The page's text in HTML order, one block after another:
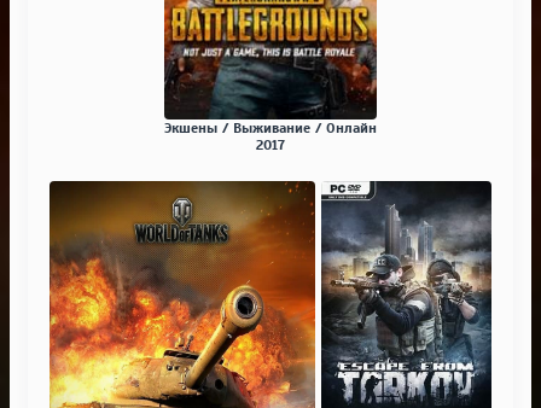
Экшены / Выживание / Онлайн
2017